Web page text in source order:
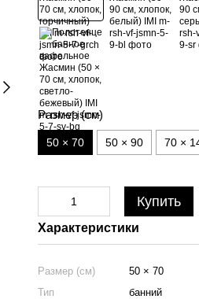
Размер (см)
50 × 70 50 × 90 70 ×
Купить
Характеристики
Размер (см)
50 × 70
Тип
банний